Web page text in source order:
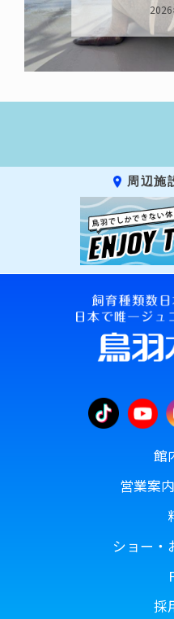
周辺施
館
営業案
ショー・
採